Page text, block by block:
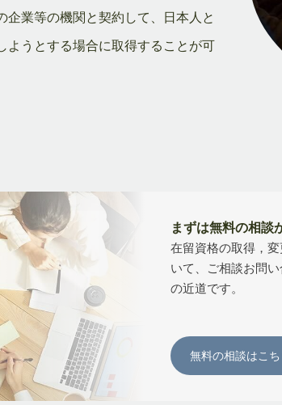
業等の機関と契約して、日本人と
ようとする場合に取得することが可
まずは無料の相談
在留資格の取得，
いて、ご相談お問
の近道です。
無料の相談はこち